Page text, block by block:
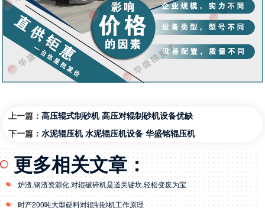
上一篇：高压辊式制砂机 高压对辊制砂机设备优缺
下一篇：水泥辊压机 水泥辊压机设备 华盛铭辊压机
更多相关文章：
炉渣,钢渣资源化,对辊破碎机是道关键坎,轻松变废为宝
时产200吨大型硬料对辊制砂机工作原理